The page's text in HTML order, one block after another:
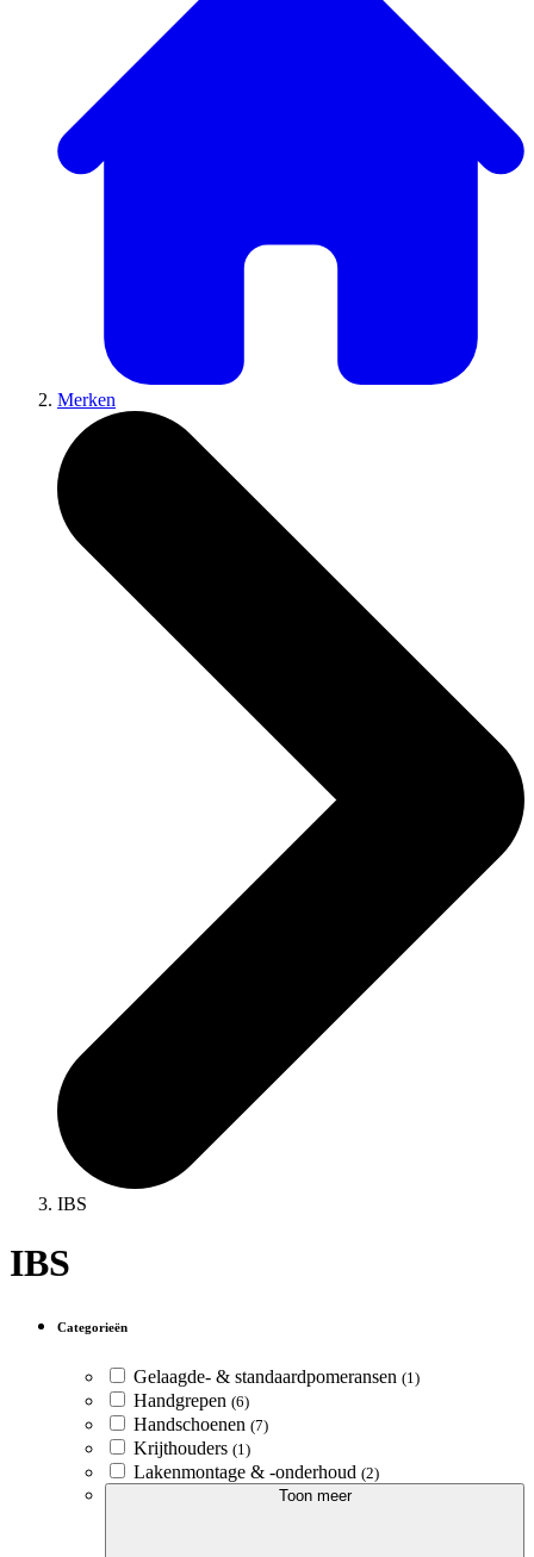
Merken
IBS
IBS
Categorieën
Gelaagde- & standaardpomeransen (1)
Handgrepen (6)
Handschoenen (7)
Krijthouders (1)
Lakenmontage & -onderhoud (2)
Toon meer